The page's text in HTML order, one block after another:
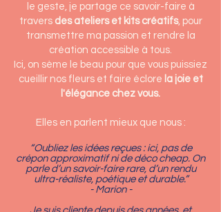
le geste, je partage ce savoir-faire à
travers des ateliers et kits créatifs, pour
transmettre ma passion et rendre la
création accessible à tous.
Ici, on sème le beau pour que vous puissiez
cueillir nos fleurs et faire éclore la joie et
l'élégance chez vous.
Elles en parlent mieux que nous :
“Oubliez les idées reçues : ici, pas de
crépon approximatif ni de déco cheap. On
parle d’un savoir-faire rare, d’un rendu
ultra-réaliste, poétique et durable.”
- Marion -